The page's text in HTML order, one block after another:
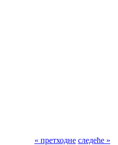
« претходне следеће »